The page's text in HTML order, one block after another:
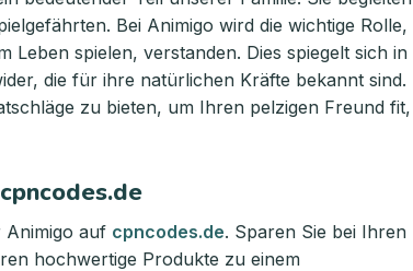
Bei Animigo wird die wichtige Rolle,
Leben spielen, verstanden. Dies spiegelt sich in
die für ihre natürlichen Kräfte bekannt sind.
zu bieten, um Ihren pelzigen Freund fit,
Animigo auf cpncodes.de. Sparen Sie bei Ihren
hochwertige Produkte zu einem